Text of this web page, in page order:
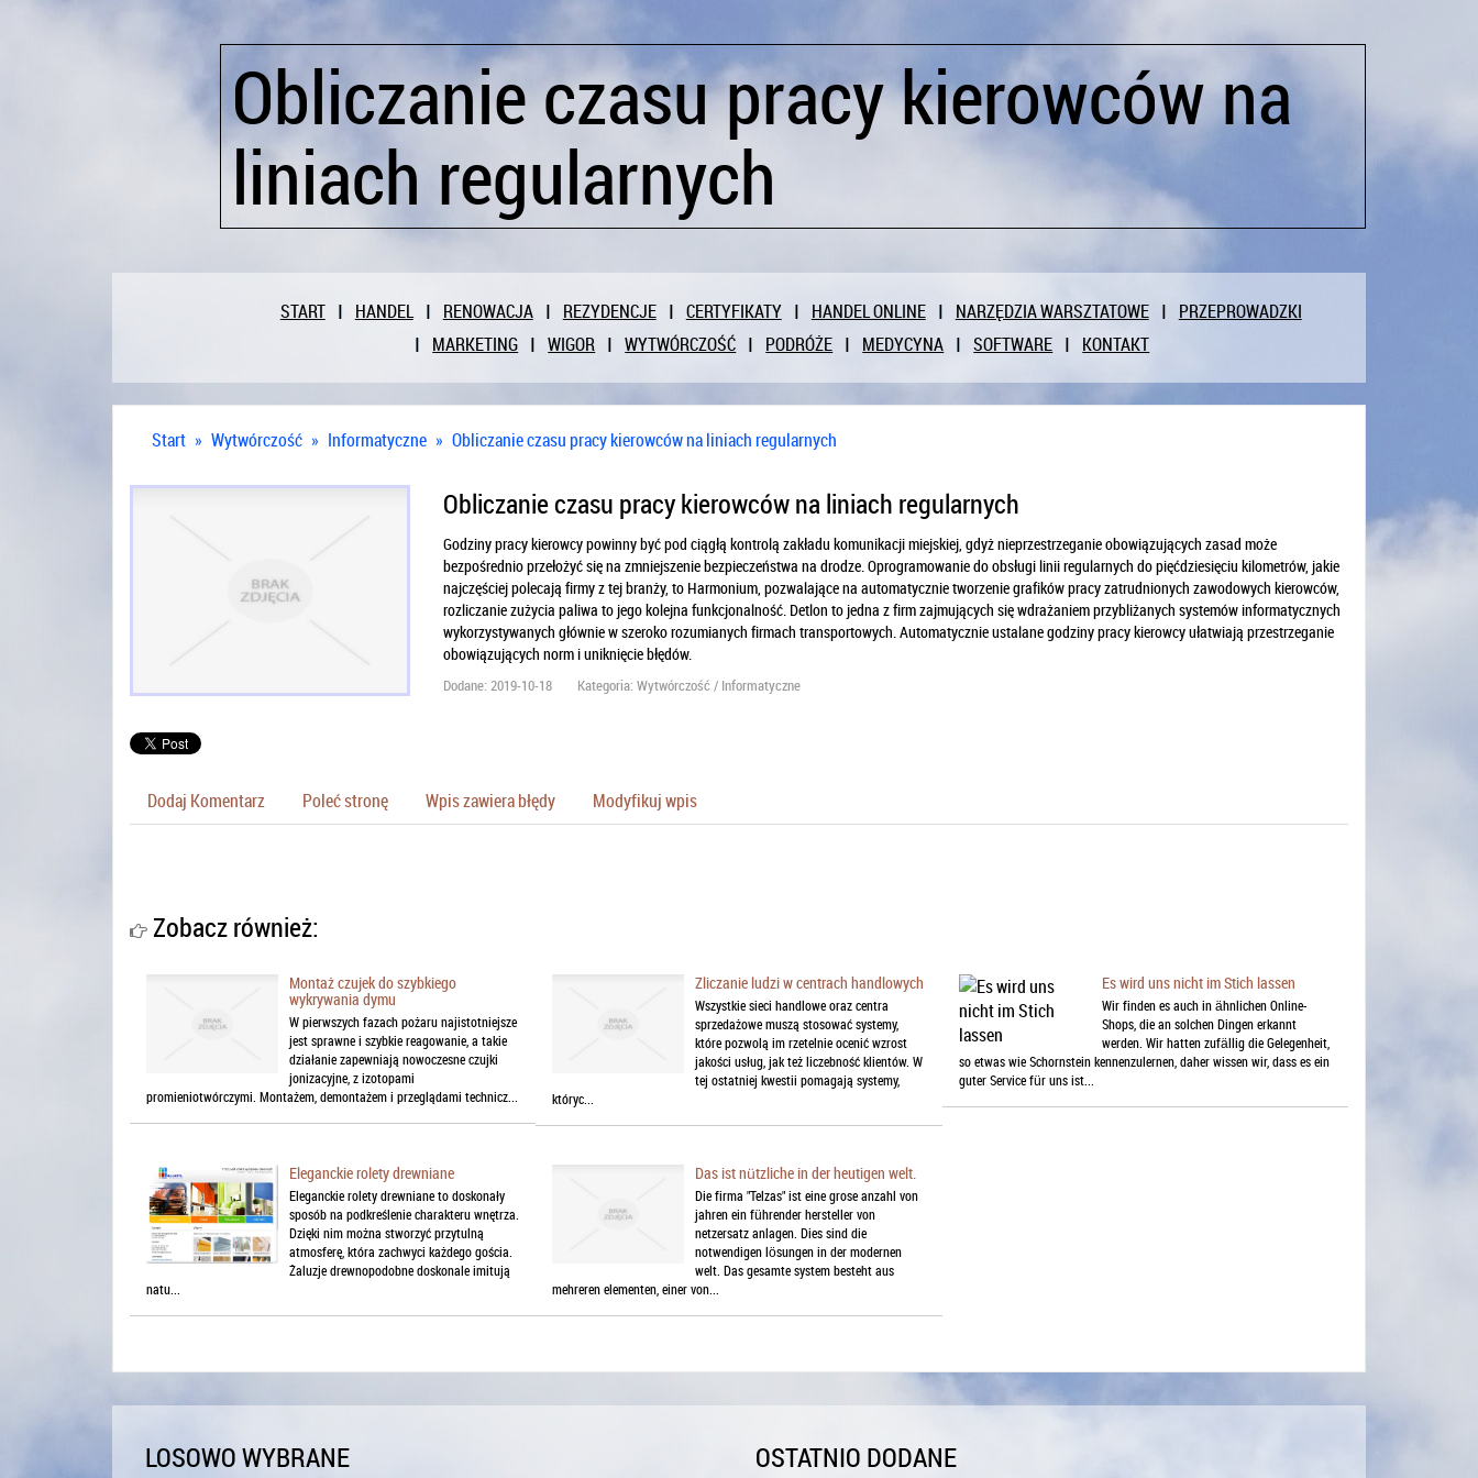
Obliczanie czasu pracy kierowców na
liniach regularnych
START HANDEL RENOWACJA REZYDENCJE CERTYFIKATY HANDEL ONLINE NARZĘDZIA WARSZTATOWE
PRZEPROWADZKI
MARKETING
WIGOR WYTWÓRCZOŚĆ PODRÓŻE MEDYCYNA SOFTWARE KONTAKT
Start » Wytwórczość » Informatyczne » Obliczanie czasu pracy kierowców na liniach regularnych
Obliczanie czasu pracy kierowców na liniach regularnych
Godziny pracy kierowcy powinny być pod ciągłą kontrolą zakładu komunikacji miejskiej, gdyż nieprzestrzeganie obowiązujących zasad może
bezpośrednio przełożyć się na zmniejszenie bezpieczeństwa na drodze. Oprogramowanie do obsługi linii regularnych do pięćdziesięciu kilometrów, jakie
najczęściej polecają firmy z tej branży, to Harmonium, pozwalające na automatycznie tworzenie grafików pracy zatrudnionych zawodowych kierowców,
rozliczanie zużycia paliwa to jego kolejna funkcjonalność. Detlon to jedna z firm zajmujących się wdrażaniem przybliżanych systemów informatycznych
wykorzystywanych głównie w szeroko rozumianych firmach transportowych. Automatycznie ustalane godziny pracy kierowcy ułatwiają przestrzeganie
obowiązujących norm i uniknięcie błędów.
Dodane: 2019-10-18 Kategoria: Wytwórczość / Informatyczne
Dodaj Komentarz Poleć stronę Wpis zawiera błędy Modyfikuj wpis
Zobacz również:
Montaż czujek do szybkiego
wykrywania dymu
W pierwszych fazach pożaru najistotniejsze
jest sprawne i szybkie reagowanie, a takie
działanie zapewniają nowoczesne czujki
jonizacyjne, z izotopami
promieniotwórczymi. Montażem, demontażem i przeglądami technicz...
Zliczanie ludzi w centrach handlowych
Wszystkie sieci handlowe oraz centra
sprzedażowe muszą stosować systemy,
które pozwolą im rzetelnie ocenić wzrost
jakości usług, jak też liczebność klientów. W
tej ostatniej kwestii pomagają systemy,
któryc...
Es wird uns nicht im Stich lassen
Wir finden es auch in ähnlichen Online-
Shops, die an solchen Dingen erkannt
werden. Wir hatten zufällig die Gelegenheit,
so etwas wie Schornstein kennenzulernen, daher wissen wir, dass es ein
guter Service für uns ist...
Eleganckie rolety drewniane
Eleganckie rolety drewniane to doskonały
sposób na podkreślenie charakteru wnętrza.
Dzięki nim można stworzyć przytulną
atmosferę, która zachwyci każdego gościa.
Żaluzje drewnopodobne doskonale imitują
natu...
Das ist nützliche in der heutigen welt.
Die firma "Telzas" ist eine grose anzahl von
jahren ein führender hersteller von
netzersatz anlagen. Dies sind die
notwendigen lösungen in der modernen
welt. Das gesamte system besteht aus
mehreren elementen, einer von...
LOSOWO WYBRANE OSTATNIO DODANE